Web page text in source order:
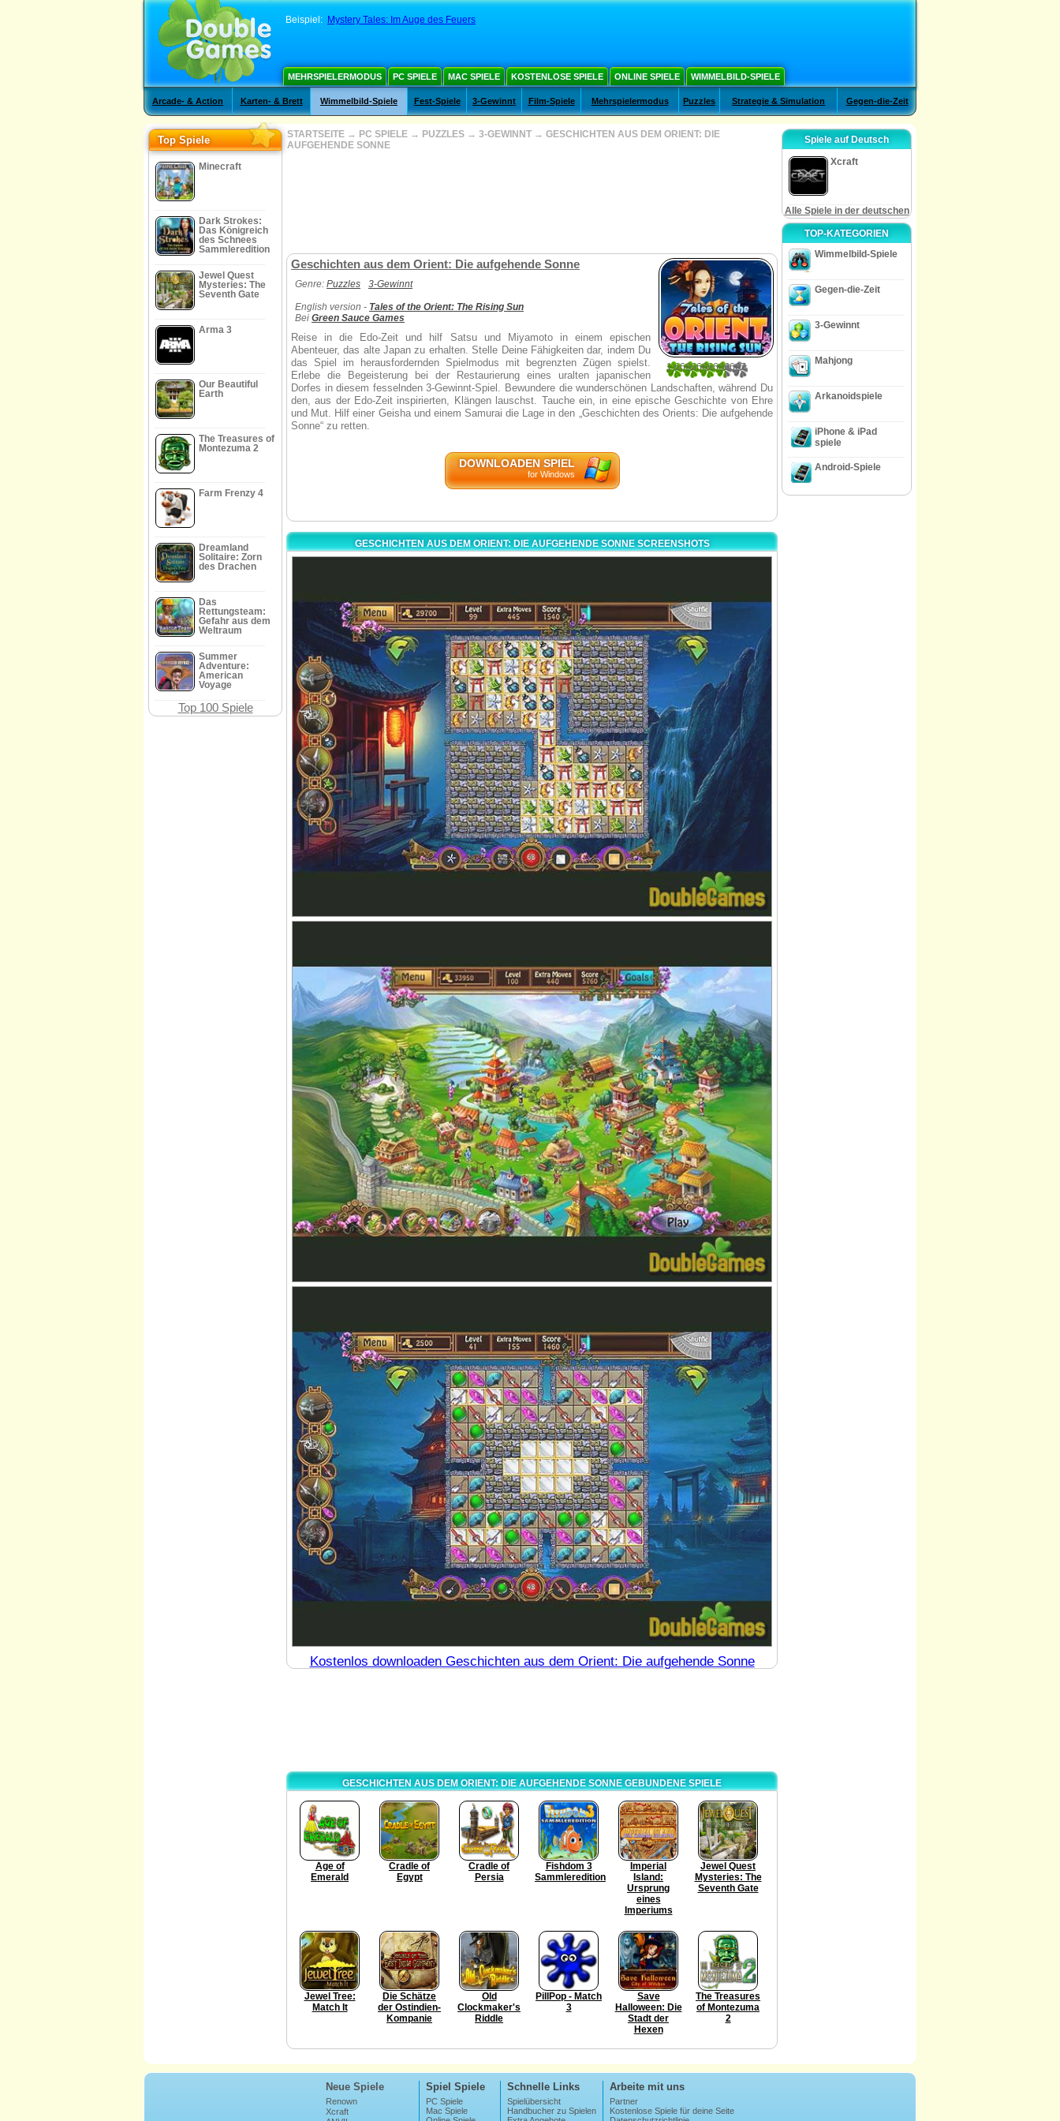
Beispiel: Mystery Tales: Im Auge des Feuers
MEHRSPIELERMODUS PC SPIELE MAC SPIELE KOSTENLOSE SPIELE ONLINE SPIELE WIMMELBILD-SPIELE
Arcade- & Action Karten- & Brett Wimmelbild-Spiele Fest-Spiele 3-Gewinnt Film-Spiele Mehrspielermodus Puzzles Strategie & Simulation Gegen-die-Zeit
Top Spiele
Minecraft
Dark Strokes:
Das Königreich
des Schnees
Sammleredition
Jewel Quest
Mysteries: The
Seventh Gate
Arma 3
Our Beautiful
Earth
The Treasures of
Montezuma 2
Farm Frenzy 4
Dreamland
Solitaire: Zorn
des Drachen
Das
Rettungsteam:
Gefahr aus dem
Weltraum
Summer
Adventure:
American
Voyage
Top 100 Spiele
STARTSEITE → PC SPIELE → PUZZLES → 3-GEWINNT → GESCHICHTEN AUS DEM ORIENT: DIE
AUFGEHENDE SONNE
1.6666666666667
3
Geschichten aus dem Orient: Die aufgehende Sonne
Genre: Puzzles 3-Gewinnt
English version - Tales of the Orient: The Rising Sun
Bei Green Sauce Games
Reise in die Edo-Zeit und hilf Satsu und Miyamoto in einem epischen
Abenteuer, das alte Japan zu erhalten. Stelle Deine Fähigkeiten dar, indem Du
das Spiel im herausfordernden Spielmodus mit begrenzten Zügen spielst.
Erlebe die Begeisterung bei der Restaurierung eines uralten japanischen
Dorfes in diesem fesselnden 3-Gewinnt-Spiel. Bewundere die wunderschönen Landschaften, während Du
den, aus der Edo-Zeit inspirierten, Klängen lauschst. Tauche ein, in eine epische Geschichte von Ehre
und Mut. Hilf einer Geisha und einem Samurai die Lage in den „Geschichten des Orients: Die aufgehende
Sonne“ zu retten.
DOWNLOADEN SPIEL
for Windows
GESCHICHTEN AUS DEM ORIENT: DIE AUFGEHENDE SONNE SCREENSHOTS
Kostenlos downloaden Geschichten aus dem Orient: Die aufgehende Sonne
GESCHICHTEN AUS DEM ORIENT: DIE AUFGEHENDE SONNE GEBUNDENE SPIELE
Age of
Emerald
Cradle of
Egypt
Cradle of
Persia
Fishdom 3
Sammleredition
Imperial
Island:
Ursprung
eines
Imperiums
Jewel Quest
Mysteries: The
Seventh Gate
Jewel Tree:
Match It
Die Schätze
der Ostindien-
Kompanie
Old
Clockmaker's
Riddle
PillPop - Match
3
Save
Halloween: Die
Stadt der
Hexen
The Treasures
of Montezuma
2
Spiele auf Deutsch
Xcraft
Alle Spiele in der deutschen
TOP-KATEGORIEN
Wimmelbild-Spiele
Gegen-die-Zeit
3-Gewinnt
Mahjong
Arkanoidspiele
iPhone & iPad
spiele
Android-Spiele
Neue Spiele
Renown
Xcraft
Spiel Spiele
PC Spiele
Mac Spiele
Schnelle Links
Spielübersicht
Handbucher zu Spielen
Arbeite mit uns
Partner
Kostenlose Spiele für deine Seite